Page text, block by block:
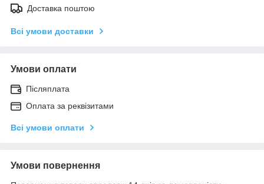
Доставка поштою
Всі умови доставки
Умови оплати
Післяплата
Оплата за реквізитами
Всі умови оплати
Умови повернення